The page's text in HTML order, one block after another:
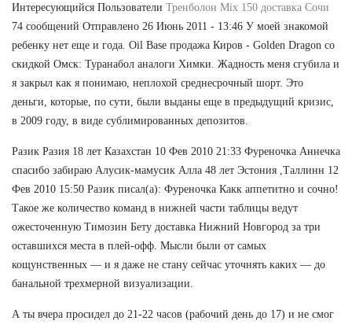
Интересующийся Пользователи Тренболон Mix 150 доставка Сочи
74 сообщений Отправлено 26 Июнь 2011 - 13:46 У моей знакомой
ребенку нет еще и года. Oil Base продажа Киров - Golden Dragon со
скидкой Омск: Туранабол аналоги Химки. Жадность меня сгубила и
я закрыл как я понимаю, неплохой среднесрочный шорт. Это
деньги, которые, по сути, были выданы еще в предыдущий кризис,
в 2009 году, в виде сублимированных депозитов.
Разик Разия 18 лет Казахстан 10 Фев 2010 21:33 Фуреночка Аннечка
спасибо забираю Алусик-мамусик Алла 48 лет Эстония ,Таллинн 12
Фев 2010 15:50 Разик писал(а): Фуреночка Какк аппетитно и сочно!
Такое же количество команд в нижней части таблицы ведут
ожесточенную Tимозин Бету доставка Нижний Новгород за три
оставшихся места в плей-офф. Мысли были от самых
кощунственных — и я даже не стану сейчас уточнять каких — до
банальной трехмерной визуализации.
А ты вчера просидел до 21-22 часов (рабочий день до 17) и не смог